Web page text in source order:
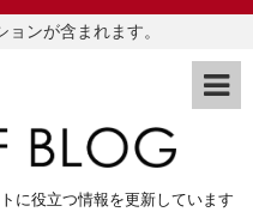
ンが含まれます。
に役立つ情報を更新しています